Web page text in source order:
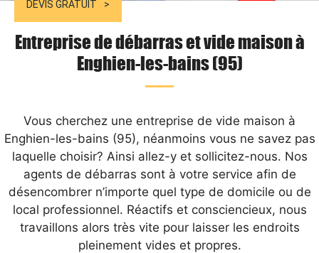
DEVIS GRATUIT
Entreprise de débarras et vide maison à
Enghien-les-bains (95)
Vous cherchez une entreprise de vide maison à
Enghien-les-bains (95), néanmoins vous ne savez pas
laquelle choisir? Ainsi allez-y et sollicitez-nous. Nos
agents de débarras sont à votre service afin de
désencombrer n’importe quel type de domicile ou de
local professionnel. Réactifs et consciencieux, nous
travaillons alors très vite pour laisser les endroits
pleinement vides et propres.